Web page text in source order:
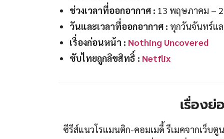
ช่วงเวลาที่ออกอากาศ : 13 พฤษภาคม –
วันและเวลาที่ออกอากาศ : ทุกวันจันทร์แล
เรื่องก่อนหน้า : Nothing Uncovered
ซับไทยถูกลิขสิทธิ์ : Netflix
เรื่องย่
ซีรีส์แนวโรแมนติก-คอมเมดี้ รีเมคจากเว็บตู